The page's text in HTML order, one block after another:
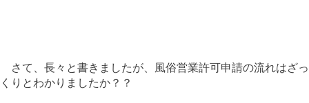
さて、長々と書きましたが、風俗営業許可申請の流れはざっ
くりとわかりましたか？？